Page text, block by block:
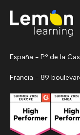
España - P.º de la
Francia - 89